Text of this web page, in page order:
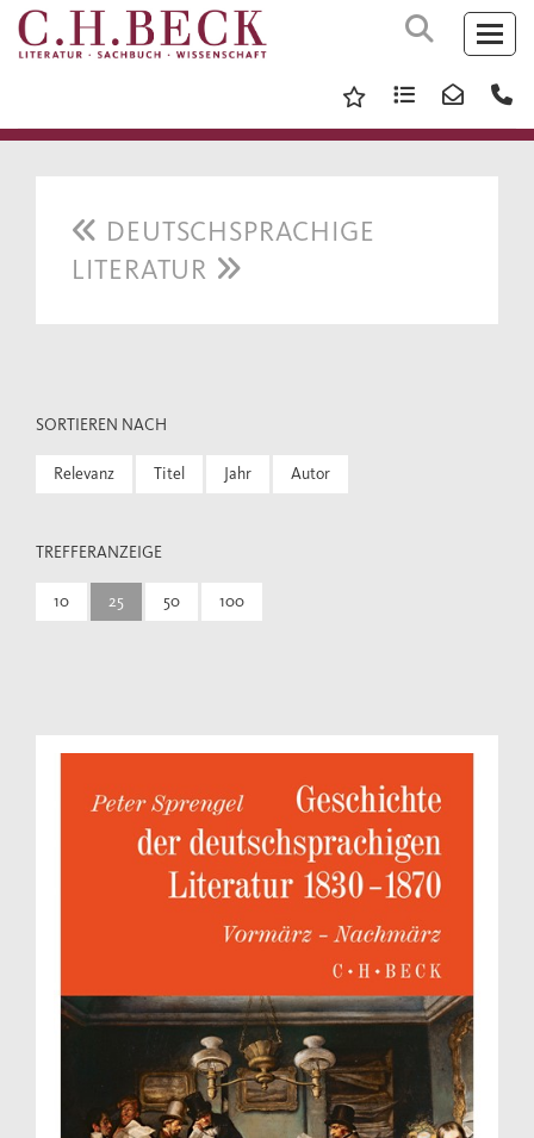
DEUTSCHSPRACHIGE
LITERATUR
SORTIEREN NACH
Relevanz Titel Jahr Autor
TREFFERANZEIGE
10 25 50 100